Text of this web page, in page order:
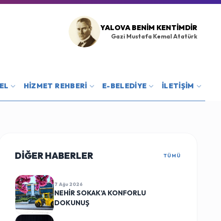
YALOVA BENIM KENTIMDIR
Gazi Mustafa Kemal Atatürk
HİZMET REHBERİ E-BELEDİYE İLETİŞİM
DİĞER HABERLER TÜMÜ
7 Ağu 2026
NEHİR SOKAK’A KONFORLU
DOKUNUŞ